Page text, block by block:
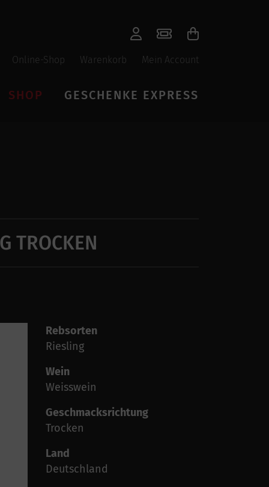
Online-Shop Warenkorb Mein Account
SHOP GESCHENKE EXPRESS
TROCKEN
Rebsorten
Riesling
Wein
Weisswein
Geschmacksrichtung
Trocken
Land
Deutschland